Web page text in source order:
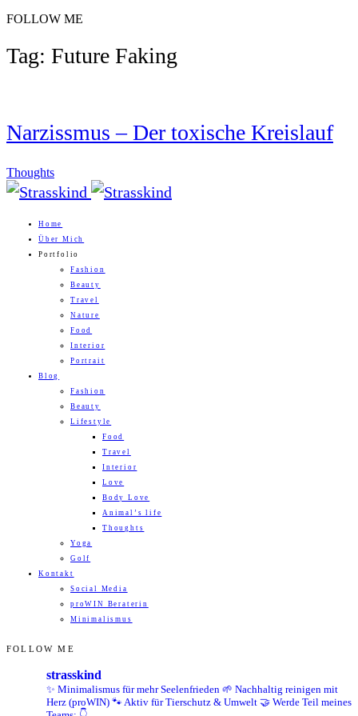
FOLLOW ME
Tag: Future Faking
Narzissmus – Der toxische Kreislauf
Thoughts
Home
Über Mich
Portfolio
Fashion
Beauty
Travel
Nature
Food
Interior
Portrait
Blog
Fashion
Beauty
Lifestyle
Food
Travel
Interior
Love
Body Love
Animal’s life
Thoughts
Yoga
Golf
Kontakt
Social Media
proWIN Beraterin
Minimalismus
FOLLOW ME
strasskind
✨ Minimalismus für mehr Seelenfrieden 🌱 Nachhaltig reinigen mit
Herz (proWIN) 🐾 Aktiv für Tierschutz & Umwelt 🤝 Werde Teil meines